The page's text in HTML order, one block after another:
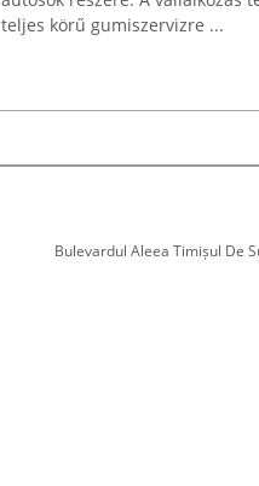
teljes körű gumiszervizre ...
Bulevardul Aleea Timișul De